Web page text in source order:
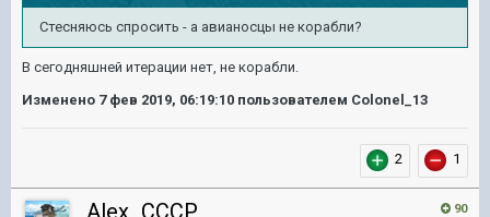
Стесняюсь спросить - а авианосцы не корабли?
В сегодняшней итерации нет, не корабли.
Изменено 7 фев 2019, 06:19:10 пользователем Colonel_13
2 1
90
Alex_CCCP